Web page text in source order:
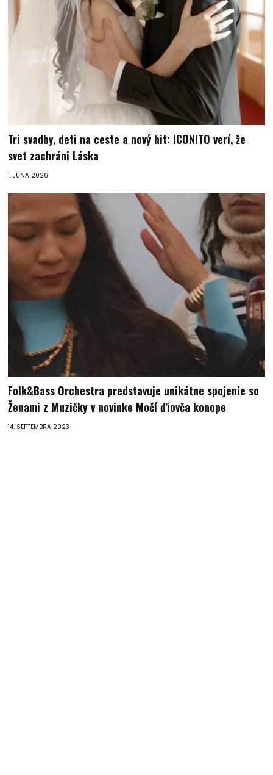
Tri svadby, deti na ceste a nový hit: ICONITO verí, že
svet zachráni Láska
1. JÚNA 2026
Folk&Bass Orchestra predstavuje unikátne spojenie so
Ženami z Muzičky v novinke Močí ďiovča konope
14. SEPTEMBRA 2023